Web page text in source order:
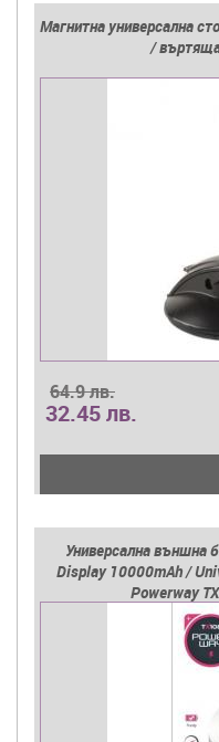
Магнитна универсална
/
64.9 лв.
32.45 лв.
Универсална външна
Display 10000mAh /
Powerway